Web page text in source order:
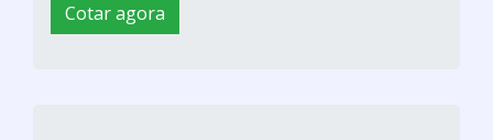
Cotar agora